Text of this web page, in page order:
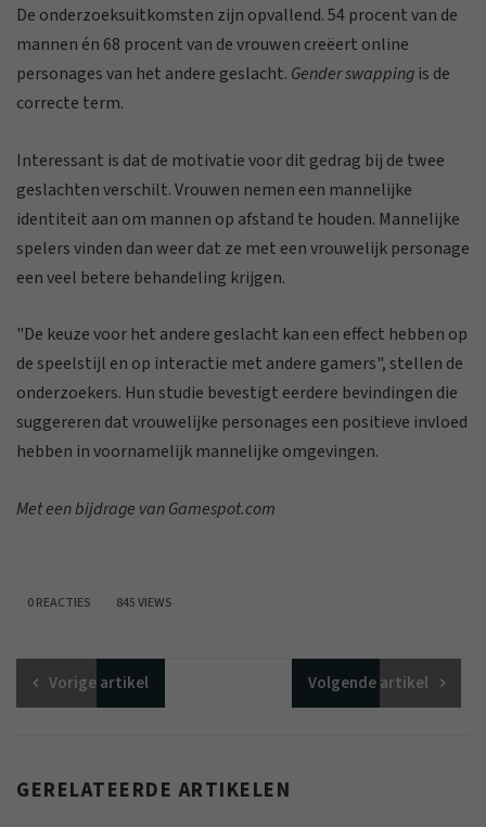
De onderzoeksuitkomsten zijn opvallend. 54 procent van de
mannen én 68 procent van de vrouwen creëert online
personages van het andere geslacht. Gender swapping is de
correcte term.
Interessant is dat de motivatie voor dit gedrag bij de twee
geslachten verschilt. Vrouwen nemen een mannelijke
identiteit aan om mannen op afstand te houden. Mannelijke
spelers vinden dan weer dat ze met een vrouwelijk personage
een veel betere behandeling krijgen.
"De keuze voor het andere geslacht kan een effect hebben op
de speelstijl en op interactie met andere gamers", stellen de
onderzoekers. Hun studie bevestigt eerdere bevindingen die
suggereren dat vrouwelijke personages een positieve invloed
hebben in voornamelijk mannelijke omgevingen.
Met een bijdrage van Gamespot.com
0 REACTIES 845 VIEWS
Vorigeartikel Volgendeartikel
GERELATEERDE ARTIKELEN